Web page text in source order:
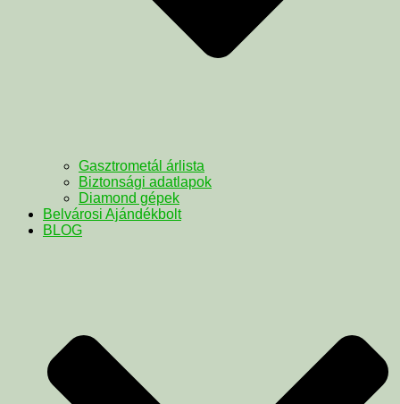
Gasztrometál árlista
Biztonsági adatlapok
Diamond gépek
Belvárosi Ajándékbolt
BLOG